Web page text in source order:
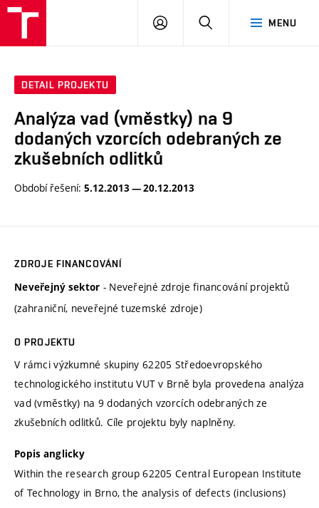
MENU
PŘIHLÁSIT
DETAIL PROJEKTU
Analýza vad (vměstky) na 9
dodaných vzorcích odebraných ze
zkušebních odlitků
Období řešení: 5.12.2013 — 20.12.2013
ZDROJE FINANCOVÁNÍ
Neveřejný sektor - Neveřejné zdroje financování projektů
(zahraniční, neveřejné tuzemské zdroje)
O PROJEKTU
V rámci výzkumné skupiny 62205 Středoevropského
technologického institutu VUT v Brně byla provedena analýza
vad (vměstky) na 9 dodaných vzorcích odebraných ze
zkušebních odlitků. Cíle projektu byly naplněny.
Popis anglicky
Within the research group 62205 Central European Institute
of Technology in Brno, the analysis of defects (inclusions)